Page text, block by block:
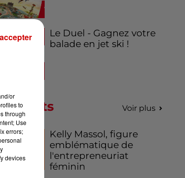
Le Duel - Gagnez votre
balade en jet ski !
Voir plus
Kelly Massol, figure
emblématique de
l'entrepreneuriat
féminin
or
to
through
Use
errors;
devices